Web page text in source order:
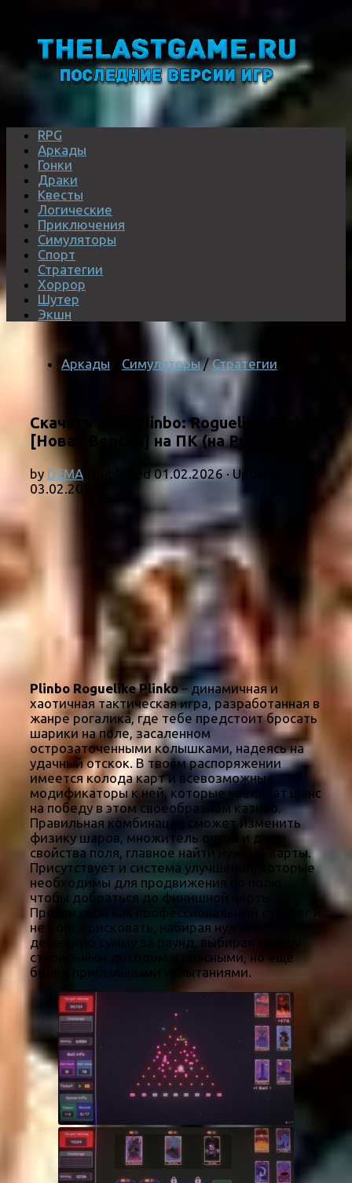
RPG
Аркады
Гонки
Драки
Квесты
Логические
Приключения
Симуляторы
Спорт
Стратегии
Хоррор
Шутер
Экшн
Аркады Симуляторы / Стратегии
Скачать игру Plinbo: Roguelike Plinko
[Новая Версия] на ПК (на Русском)
by DEMA · Published01.02.2026· Updated
03.02.2026
Plinbo Roguelike Plinko– динамичная и
хаотичная тактическая игра, разработанная в
жанре рогалика, где тебе предстоит бросать
шарики на поле, засаленном
острозаточенными колышками, надеясь на
удачный отскок. В твоём распоряжении
имеется колода карт и всевозможные
модификаторы к ней, которые увеличат шанс
на победу в этом своеобразном казино.
Правильная комбинация сможет изменить
физику шаров, множитель очков и даже
свойства поля, главное найти нужные карты.
Присутствует и система улучшений, которые
необходимы для продвижения по полю,
чтобы добраться до финишной черты.
Прояви себя как профессиональный стратег и
не бойся рисковать, набирая нужную
денежную сумму за раунд, выбирая между
стабильным доходом и опасными, но ещё
более прибыльными испытаниями.